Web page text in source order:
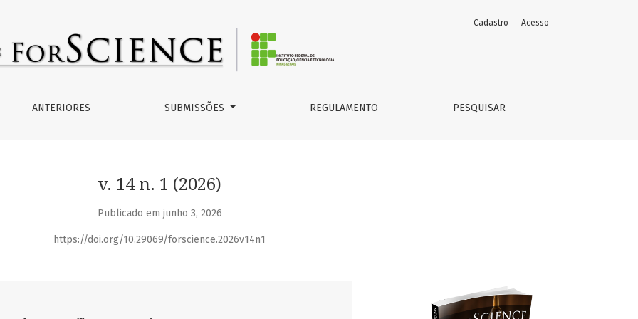
ANTERIORES SUBMISSÕES REGULAMENTO PESQUISAR
Cadastro Acesso
v. 14 n. 1 (2026)
Publicado em junho 3, 2026
https://doi.org/10.29069/forscience.2026v14n1